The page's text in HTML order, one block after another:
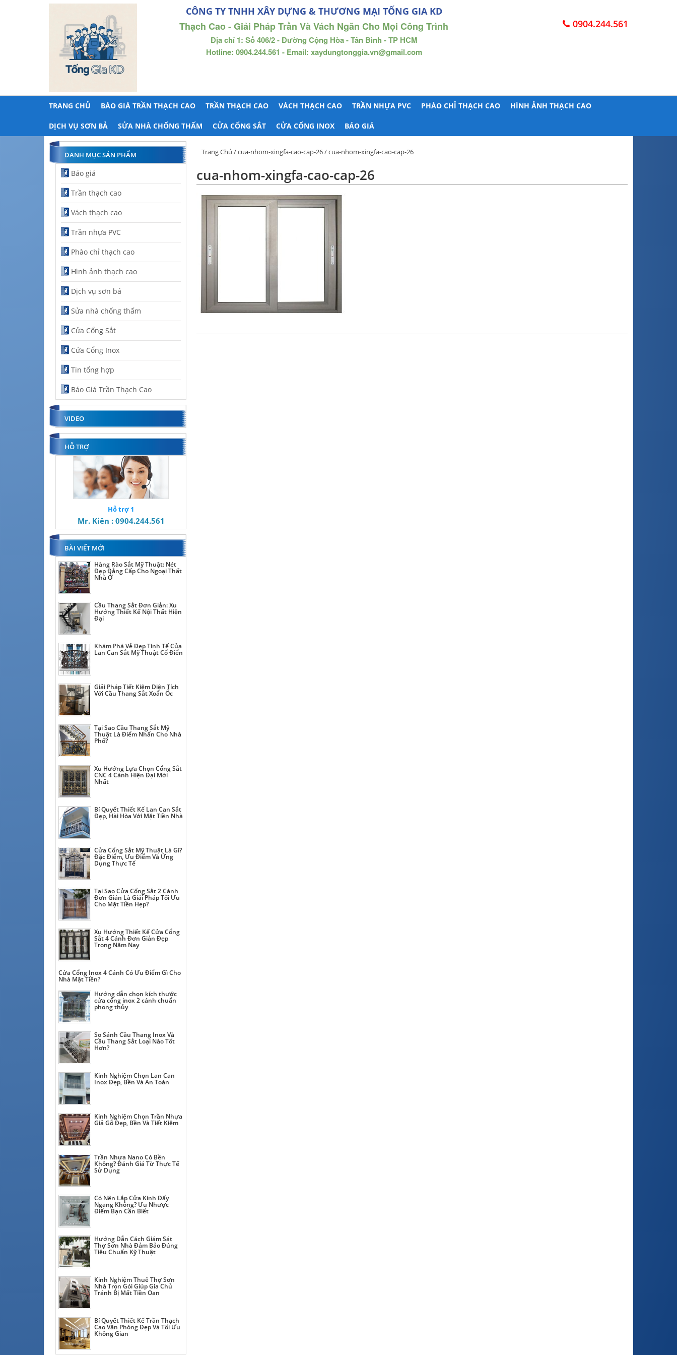
CÔNG TY TNHH XÂY DỰNG & THƯƠNG MẠI TỐNG GIA KD
Thạch Cao - Giải Pháp Trần Và Vách Ngăn Cho Mọi Công Trình
Địa chỉ 1: Số 406/2 - Đường Cộng Hòa - Tân Bình - TP HCM
Hotline: 0904.244.561 - Email: xaydungtonggia.vn@gmail.com
0904.244.561
TRANG CHỦ BÁO GIÁ TRẦN THẠCH CAO TRẦN THẠCH CAO VÁCH THẠCH CAO TRẦN NHỰA PVC PHÀO CHỈ THẠCH CAO HÌNH ẢNH THẠCH CAO
DỊCH VỤ SƠN BẢ SỬA NHÀ CHỐNG THẤM CỬA CỔNG SẮT CỬA CỔNG INOX BÁO GIÁ
Trang Chủ /cua-nhom-xingfa-cao-cap-26/ cua-nhom-xingfa-cao-cap-26
cua-nhom-xingfa-cao-cap-26
DANH MỤC SẢN PHẨM
Báo giá
Trần thạch cao
Vách thạch cao
Trần nhựa PVC
Phào chỉ thạch cao
Hình ảnh thạch cao
Dịch vụ sơn bả
Sửa nhà chống thấm
Cửa Cổng Sắt
Cửa Cổng Inox
Tin tổng hợp
Báo Giá Trần Thạch Cao
VIDEO
HỖ TRỢ
Hỗ trợ 1
Mr. Kiên : 0904.244.561
BÀI VIẾT MỚI
Hàng Rào Sắt Mỹ Thuật: Nét
Đẹp Đẳng Cấp Cho Ngoại Thất
Nhà Ở
Cầu Thang Sắt Đơn Giản: Xu
Hướng Thiết Kế Nội Thất Hiện
Đại
Khám Phá Vẻ Đẹp Tinh Tế Của
Lan Can Sắt Mỹ Thuật Cổ Điển
Giải Pháp Tiết Kiệm Diện Tích
Với Cầu Thang Sắt Xoắn Ốc
Tại Sao Cầu Thang Sắt Mỹ
Thuật Là Điểm Nhấn Cho Nhà
Phố?
Xu Hướng Lựa Chọn Cổng Sắt
CNC 4 Cánh Hiện Đại Mới
Nhất
Bí Quyết Thiết Kế Lan Can Sắt
Đẹp, Hài Hòa Với Mặt Tiền Nhà
Cửa Cổng Sắt Mỹ Thuật Là Gì?
Đặc Điểm, Ưu Điểm Và Ứng
Dụng Thực Tế
Tại Sao Cửa Cổng Sắt 2 Cánh
Đơn Giản Là Giải Pháp Tối Ưu
Cho Mặt Tiền Hẹp?
Xu Hướng Thiết Kế Cửa Cổng
Sắt 4 Cánh Đơn Giản Đẹp
Trong Năm Nay
Cửa Cổng Inox 4 Cánh Có Ưu Điểm Gì Cho
Nhà Mặt Tiền?
Hướng dẫn chọn kích thước
cửa cổng inox 2 cánh chuẩn
phong thủy
So Sánh Cầu Thang Inox Và
Cầu Thang Sắt Loại Nào Tốt
Hơn?
Kinh Nghiệm Chọn Lan Can
Inox Đẹp, Bền Và An Toàn
Kinh Nghiệm Chọn Trần Nhựa
Giả Gỗ Đẹp, Bền Và Tiết Kiệm
Trần Nhựa Nano Có Bền
Không? Đánh Giá Từ Thực Tế
Sử Dụng
Có Nên Lắp Cửa Kính Đẩy
Ngang Không? Ưu Nhược
Điểm Bạn Cần Biết
Hướng Dẫn Cách Giám Sát
Thợ Sơn Nhà Đảm Bảo Đúng
Tiêu Chuẩn Kỹ Thuật
Kinh Nghiệm Thuê Thợ Sơn
Nhà Trọn Gói Giúp Gia Chủ
Tránh Bị Mất Tiền Oan
Bí Quyết Thiết Kế Trần Thạch
Cao Văn Phòng Đẹp Và Tối Ưu
Không Gian